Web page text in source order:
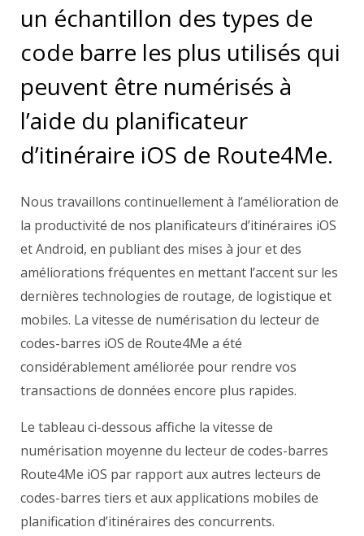
un échantillon des types de
code barre les plus utilisés qui
peuvent être numérisés à
l’aide du planificateur
d’itinéraire iOS de Route4Me.
Nous travaillons continuellement à l’amélioration de
la productivité de nos planificateurs d’itinéraires iOS
et Android, en publiant des mises à jour et des
améliorations fréquentes en mettant l’accent sur les
dernières technologies de routage, de logistique et
mobiles. La vitesse de numérisation du lecteur de
codes-barres iOS de Route4Me a été
considérablement améliorée pour rendre vos
transactions de données encore plus rapides.
Le tableau ci-dessous affiche la vitesse de
numérisation moyenne du lecteur de codes-barres
Route4Me iOS par rapport aux autres lecteurs de
codes-barres tiers et aux applications mobiles de
planification d’itinéraires des concurrents.